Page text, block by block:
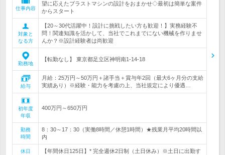
仕事内容
望に応えたブラストマシンの設計をおまかせ◇最初は簡単な案件
からスタート
対象と
なる方
【20～30代活躍中！設計に挑戦したい方も歓迎！】実務経験不
問！関連知識を活かして、当社でこれまでにない機械を作りませ
んか？※設計経験者は尚歓迎
勤務地
【転勤なし】 東京都足立区神明南1-14-18
給与
月給：25万円～50万円＋諸手当＋賞与年2回（最大6ヶ月分の支給
実績あり）※経験・能力を考慮の上、当社規定により優遇…
初年度
年収
400万円～650万円
勤務
時間
8：30～17：30（実働8時間／休憩1時間）★残業月平均20時間以
内
休日
【年間休日125日】* 完全週休2日制（土日休み）※土日に出勤す